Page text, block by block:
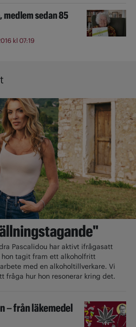
sedan 85
kl 07:19
Pascalidou har aktivt ifrågasatt
hon tagit fram ett alkoholfritt
med en alkoholtillverkare. Vi
fråga hur hon resonerar kring det.
– från läkemedel